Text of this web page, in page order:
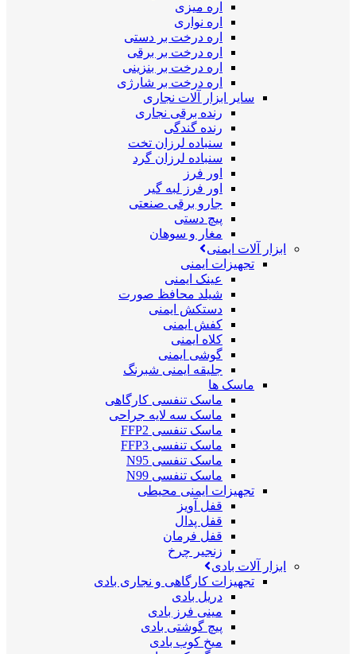
اره میزی
اره نواری
اره درخت بر دستی
اره درخت بر برقی
اره درخت بر بنزینی
اره درخت بر شارژی
سایر ابزار آلات نجاری
رنده برقی نجاری
رنده گندگی
سنباده لرزان تخت
سنباده لرزان گرد
اور فرز
اور فرز لبه گیر
جارو برقی صنعتی
پیچ دستی
مغار و سوهان
ابزار آلات ایمنی
تجهیزات ایمنی
عینک ایمنی
شیلد محافظ صورت
دستکش ایمنی
کفش ایمنی
کلاه ایمنی
گوشی ایمنی
جلیقه ایمنی شبرنگ
ماسک ها
ماسک تنفسی کارگاهی
ماسک سه لایه جراحی
ماسک تنفسی FFP2
ماسک تنفسی FFP3
ماسک تنفسی N95
ماسک تنفسی N99
تجهیزات ایمنی محیطی
قفل آویز
قفل پدال
قفل فرمان
زنجیر چرخ
ابزار آلات بادی
تجهیزات کارگاهی و نجاری بادی
دریل بادی
مینی فرز بادی
پیچ گوشتی بادی
میخ کوب بادی